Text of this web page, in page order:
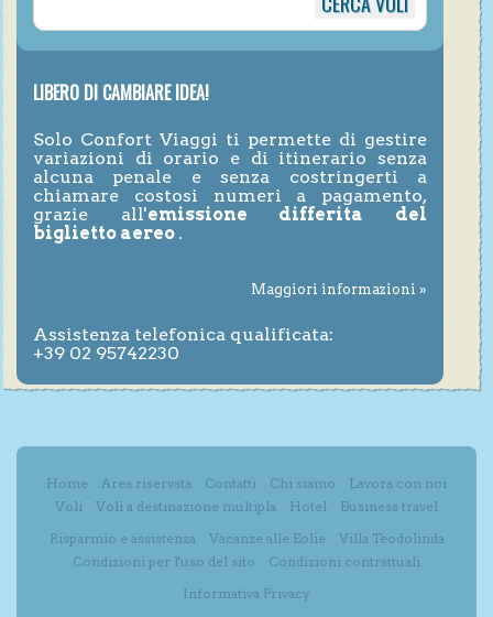
LIBERO DI CAMBIARE IDEA!
Solo Confort Viaggi ti permette di gestire
variazioni di orario e di itinerario senza
alcuna penale e senza costringerti a
chiamare costosi numeri a pagamento,
grazie all'emissione differita del
biglietto aereo .
Maggiori informazioni »
Assistenza telefonica qualificata:
+39 02 95742230
Home Area riservata Contatti Chi siamo
Lavora con noi
Voli
Voli a destinazione multipla Hotel
Business travel
Risparmio e assistenza
Vacanze alle Eolie
Villa Teodolinda
Condizioni per l'uso del sito
Condizioni contrattuali
Informativa Privacy